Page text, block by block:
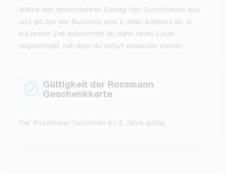
Wähle den gewünschten Betrag des Gutscheines aus
und gib bei der Buchung eine E-Mail-Adresse an. In
kürzester Zeit bekommst du dann einen Code
zugeschickt, mit dem du sofort einkaufen kannst.
Gültigkeit der Rossmann
Geschenkkarte
Der Rossmann Gutschein ist 3 Jahre gültig.